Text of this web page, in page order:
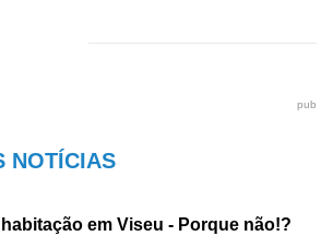
pub
NOTÍCIAS
em Viseu - Porque não!?